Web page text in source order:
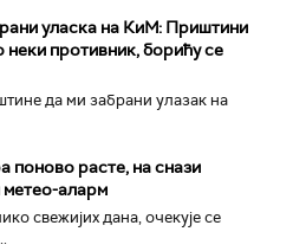
уласка на КиМ: Приштини
неки противник, борићу се
да ми забрани улазак на
поново расте, на снази
метео-аларм
свежијих дана, очекује се